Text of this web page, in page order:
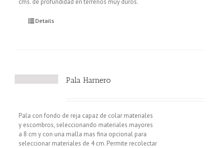
cms. de profundidad en terrenos muy duros.
Details
Pala Harnero
Pala con fondo de reja capaz de colar materiales
y escombros, seleccionando materiales mayores
a 8 cm y con una malla mas fina opcional para
seleccionar materiales de 4 cm. Permite recolectar